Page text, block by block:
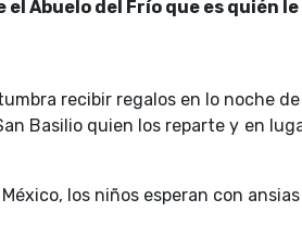
el Abuelo del Frío que es quién
recibir regalos en lo noche
Basilio quien los reparte y en
los niños esperan con